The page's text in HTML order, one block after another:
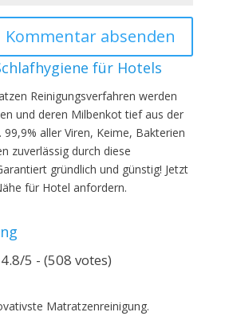
für Hotels
Reinigungsverfahren werden
und deren Milbenkot tief aus der
aller Viren, Keime, Bakterien
zuverlässig durch diese
gründlich und günstig! Jetzt
für Hotel anfordern.
4.8/5 - (508 votes)
Matratzenreinigung.